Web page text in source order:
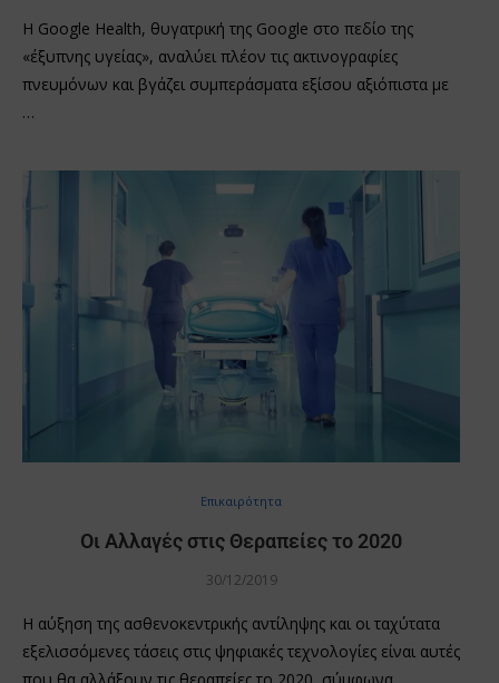
Η Google Health, θυγατρική της Google στο πεδίο της
«έξυπνης υγείας», αναλύει πλέον τις ακτινογραφίες
πνευμόνων και βγάζει συμπεράσματα εξίσου αξιόπιστα με
…
Επικαιρότητα
Οι Αλλαγές στις Θεραπείες το 2020
30/12/2019
Η αύξηση της ασθενοκεντρικής αντίληψης και οι ταχύτατα
εξελισσόμενες τάσεις στις ψηφιακές τεχνολογίες είναι αυτές
που θα αλλάξουν τις θεραπείες το 2020, σύμφωνα …